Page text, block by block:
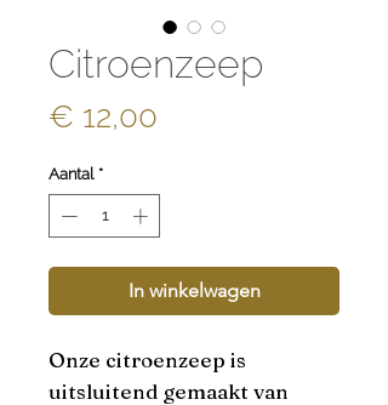
Citroenzeep
€ 12,00
Aantal *
In winkelwagen
Onze citroenzeep is
uitsluitend gemaakt van